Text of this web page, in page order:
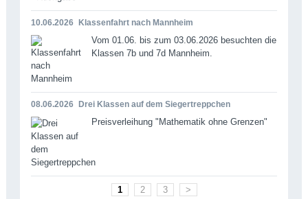
10.06.2026 Klassenfahrt nach Mannheim
Vom 01.06. bis zum 03.06.2026 besuchten die
Klassen 7b und 7d Mannheim.
08.06.2026 Drei Klassen auf dem Siegertreppchen
Preisverleihung "Mathematik ohne Grenzen"
1 2 3 >